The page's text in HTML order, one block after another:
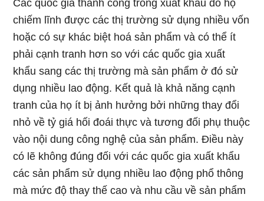
Các quốc gia thành công trong xuất khẩu do họ
chiếm lĩnh được các thị trường sử dụng nhiều vốn
hoặc có sự khác biệt hoá sản phẩm và có thể ít
phải cạnh tranh hơn so với các quốc gia xuất
khẩu sang các thị trường mà sản phẩm ở đó sử
dụng nhiều lao động. Kết quả là khả năng cạnh
tranh của họ ít bị ảnh hưởng bởi những thay đổi
nhỏ về tỷ giá hối đoái thực và tương đối phụ thuộc
vào nội dung công nghệ của sản phẩm. Điều này
có lẽ không đúng đối với các quốc gia xuất khẩu
các sản phẩm sử dụng nhiều lao động phổ thông
mà mức độ thay thế cao và nhu cầu về sản phẩm